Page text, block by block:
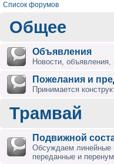
Список форумов
Общее
Объявления
Новости,
Пожелания и
Принимается
Трамвай
Подвижной
Обсуждаем линейные
переданные и